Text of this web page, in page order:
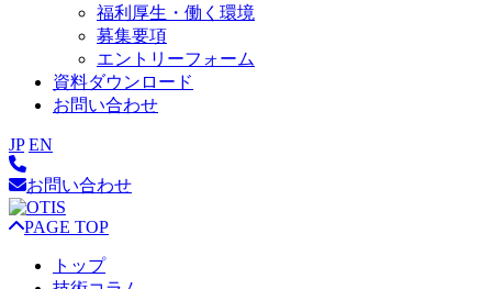
福利厚生・働く環境
募集要項
エントリーフォーム
資料ダウンロード
お問い合わせ
JP EN
お問い合わせ
PAGE TOP
トップ